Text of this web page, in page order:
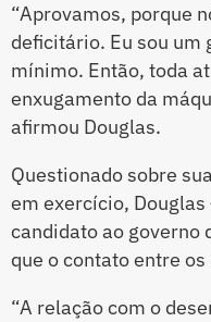
“Aprovamos, porque
deficitário. Eu sou um
mínimo. Então, toda
enxugamento da
afirmou Douglas.
Questionado sobre
em exercício,
candidato ao governo
que o contato entre
“A relação com o